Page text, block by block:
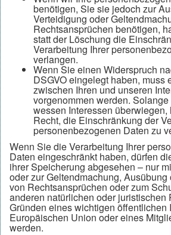
benötigen, Sie sie jedoch zur
Verteidigung oder
Rechtsansprüchen benötigen,
statt der Löschung die
Verarbeitung Ihrer
verlangen.
Wenn Sie einen Widerspruch
DSGVO eingelegt haben, muss
zwischen Ihren und unseren
vorgenommen werden.
wessen Interessen
Recht, die Einschränkung der
personenbezogenen Daten zu
Wenn Sie die Verarbeitung Ihrer
Daten eingeschränkt haben, dürfen
ihrer Speicherung abgesehen – nur
oder zur Geltendmachung, Ausübung
von Rechtsansprüchen oder zum
anderen natürlichen oder juristischen
Gründen eines wichtigen öffentlichen
Europäischen Union oder eines
werden.